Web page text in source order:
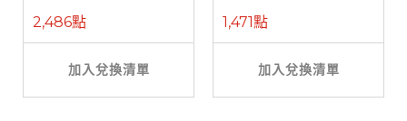
2,486點
加入兌換清單
1,471點
加入兌換清單